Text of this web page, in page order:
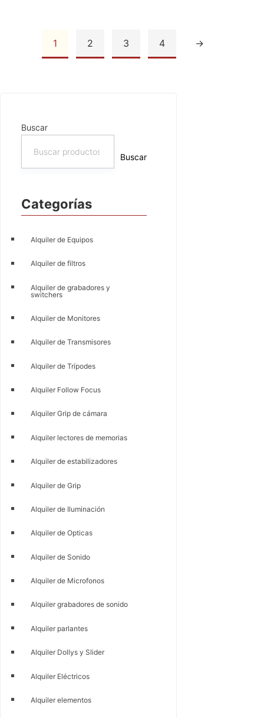
Buscar
Buscar
Categorías
Alquiler de Equipos
Alquiler de filtros
Alquiler de grabadores y
switchers
Alquiler de Monitores
Alquiler de Transmisores
Alquiler de Trípodes
Alquiler Follow Focus
Alquiler Grip de cámara
Alquiler lectores de memorias
Alquiler de estabilizadores
Alquiler de Grip
Alquiler de Iluminación
Alquiler de Opticas
Alquiler de Sonido
Alquiler de Microfonos
Alquiler grabadores de sonido
Alquiler parlantes
Alquiler Dollys y Slider
Alquiler Eléctricos
Alquiler elementos
1 2 3 4 →